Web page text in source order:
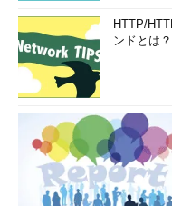
HTTP/
ンドとは？